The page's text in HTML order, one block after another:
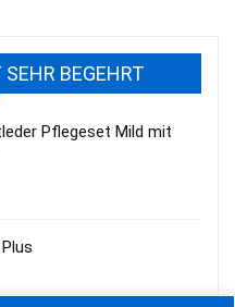
BEGEHRT
Pflegeset Mild mit